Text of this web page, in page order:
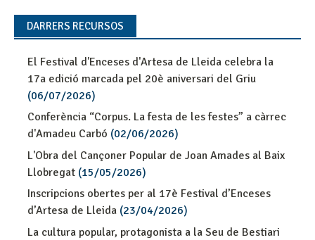
DARRERS RECURSOS
El Festival d'Enceses d'Artesa de Lleida celebra la
17a edició marcada pel 20è aniversari del Griu
(06/07/2026)
Conferència “Corpus. La festa de les festes” a càrrec
d'Amadeu Carbó (02/06/2026)
L'Obra del Cançoner Popular de Joan Amades al Baix
Llobregat (15/05/2026)
Inscripcions obertes per al 17è Festival d’Enceses
d’Artesa de Lleida (23/04/2026)
La cultura popular, protagonista a la Seu de Bestiari